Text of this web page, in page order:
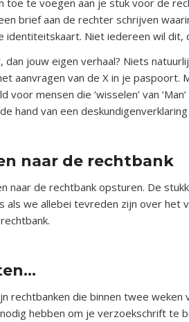
toe te voegen aan je stuk voor de
brief aan de rechter schrijven
Niet iedereen wil dit,
jouw eigen verhaal? Niets
aanvragen van de X in je paspoort.
mensen die ‘wisselen’ van
hand van een deskundigenverklaring
naar de rechtbank
naar de rechtbank opsturen. De
als we allebei tevreden zijn over
rechtbanken die binnen twee weken
hebben om je verzoekschrift te